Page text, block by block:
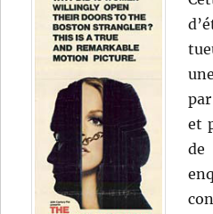
et
de